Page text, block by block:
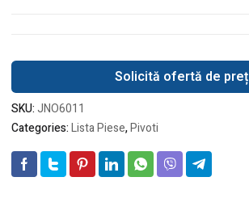
Solicită ofertă de preț
SKU:JNO6011
Categories:Lista Piese,Pivoti